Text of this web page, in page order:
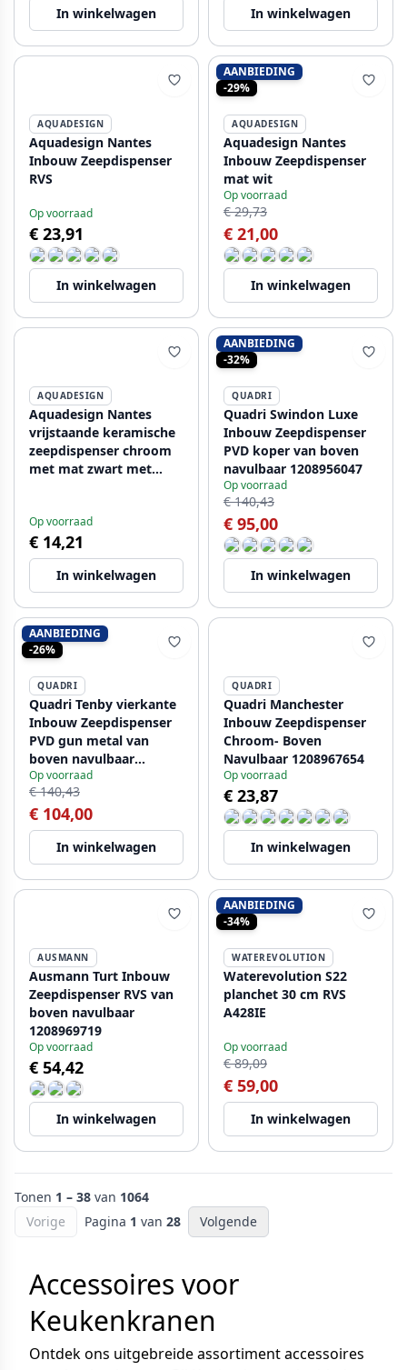
In winkelwagen In winkelwagen
AQUADESIGN
Aquadesign Nantes
Inbouw Zeepdispenser
RVS
Op voorraad
€ 23,91
In winkelwagen
AANBIEDING
-29%
AQUADESIGN
Aquadesign Nantes
Inbouw Zeepdispenser
mat wit
Op voorraad
€ 29,73
€ 21,00
In winkelwagen
AQUADESIGN
Aquadesign Nantes
vrijstaande keramische
zeepdispenser chroom
met mat zwart met
Op voorraad
€ 14,21
In winkelwagen
AANBIEDING
-32%
QUADRI
Quadri Swindon Luxe
Inbouw Zeepdispenser
PVD koper van boven
navulbaar 1208956047
Op voorraad
€ 140,43
€ 95,00
In winkelwagen
AANBIEDING
-26%
QUADRI
Quadri Tenby vierkante
Inbouw Zeepdispenser
PVD gun metal van
boven navulbaar
1208957892
Op voorraad
€ 140,43
€ 104,00
In winkelwagen
QUADRI
Quadri Manchester
Inbouw Zeepdispenser
Chroom- Boven
Navulbaar 1208967654
Op voorraad
€ 23,87
In winkelwagen
AUSMANN
Ausmann Turt Inbouw
Zeepdispenser RVS van
boven navulbaar
1208969719
Op voorraad
€ 54,42
In winkelwagen
AANBIEDING
-34%
WATEREVOLUTION
Waterevolution S22
planchet 30 cm RVS
A428IE
Op voorraad
€ 89,09
€ 59,00
In winkelwagen
Tonen 1 – 38 van 1064
Vorige
Pagina 1 van 28 Volgende
Accessoires voor
Keukenkranen
Ontdek ons uitgebreide assortiment accessoires